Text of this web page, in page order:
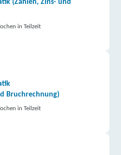
(Zahlen, Zins- und
in Teilzeit
Bruchrechnung)
in Teilzeit